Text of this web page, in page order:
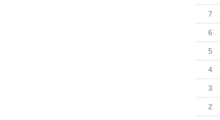
7
6
5
4
3
2